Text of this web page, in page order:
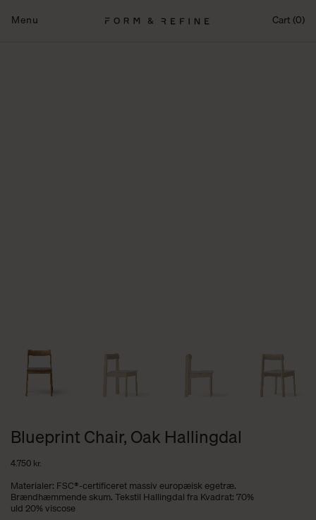
Menu Cart (0)
Blueprint Chair, Oak Hallingdal
4.750 kr.
Materialer: FSC®-certificeret massiv europæisk egetræ.
Brændhæmmende skum. Tekstil Hallingdal fra Kvadrat: 70%
uld 20% viscose